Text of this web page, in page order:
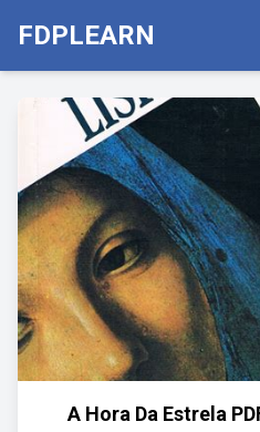
FDPLEARN
A Hora Da Estrela